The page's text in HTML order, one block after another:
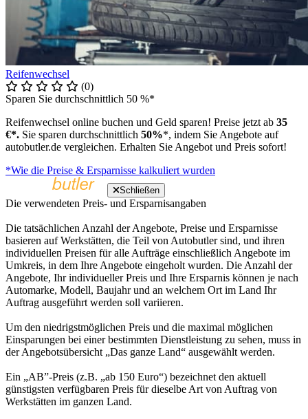
Reifenwechsel
(0)
Sparen Sie durchschnittlich 50 %*
Reifenwechsel online buchen und Geld sparen! Preise jetzt ab 35
€*. Sie sparen durchschnittlich 50%*, indem Sie Angebote auf
autobutler.de vergleichen. Erhalten Sie Angebot und Preis sofort!
*Wie die Preise & Ersparnisse kalkuliert wurden
Schließen
Die verwendeten Preis- und Ersparnisangaben
Die tatsächlichen Anzahl der Angebote, Preise und Ersparnisse
basieren auf Werkstätten, die Teil von Autobutler sind, und ihren
individuellen Preisen für alle Aufträge einschließlich Angebote im
Umkreis, in dem Ihre Angebote eingeholt wurden. Die Anzahl der
Angebote, Ihr individueller Preis und Ihre Ersparnis können je nach
Automarke, Modell, Baujahr und an welchem Ort im Land Ihr
Auftrag ausgeführt werden soll variieren.
Um den niedrigstmöglichen Preis und die maximal möglichen
Einsparungen bei einer bestimmten Dienstleistung zu sehen, muss in
der Angebotsübersicht „Das ganze Land“ ausgewählt werden.
Ein „AB”-Preis (z.B. „ab 150 Euro“) bezeichnet den aktuell
günstigsten verfügbaren Preis für dieselbe Art von Auftrag von
Werkstätten im ganzen Land.